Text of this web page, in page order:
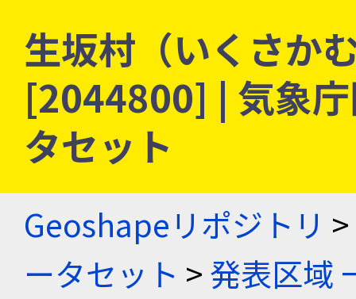
生坂村（いくさか
[2044800] | 気象
タセット
Geoshapeリポジトリ >
ータセット >発表区域